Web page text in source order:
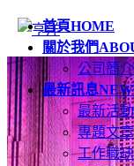
首頁HOME
關於我們
公司簡介
最新訊息
最新活動
專題文章
工作職缺